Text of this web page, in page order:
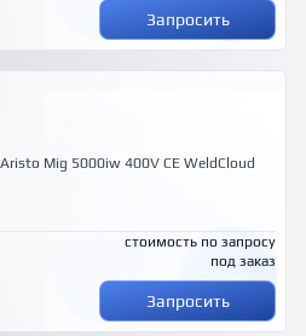
Запросить
Mig 5000iw 400V CE WeldCloud
стоимость по запросу
под заказ
Запросить